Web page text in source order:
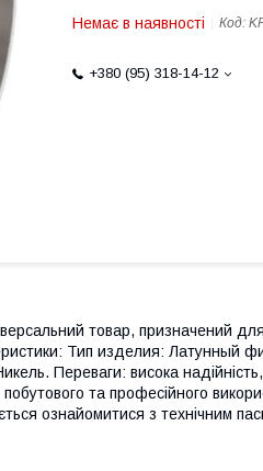
Немає в наявності Код:
+380 (95) 318-14-12
товар, призначений
Тип изделия: Латунный
Переваги: висока надійність,
та професійного
ознайомитися з технічним